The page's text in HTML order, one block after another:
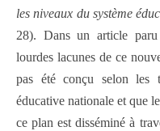
les niveaux du système
28). Dans un article
lourdes lacunes de ce
pas été conçu selon les
éducative nationale et que
ce plan est disséminé à